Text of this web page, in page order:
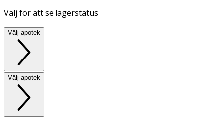
Välj för att se lagerstatus
Välj apotek
Välj apotek